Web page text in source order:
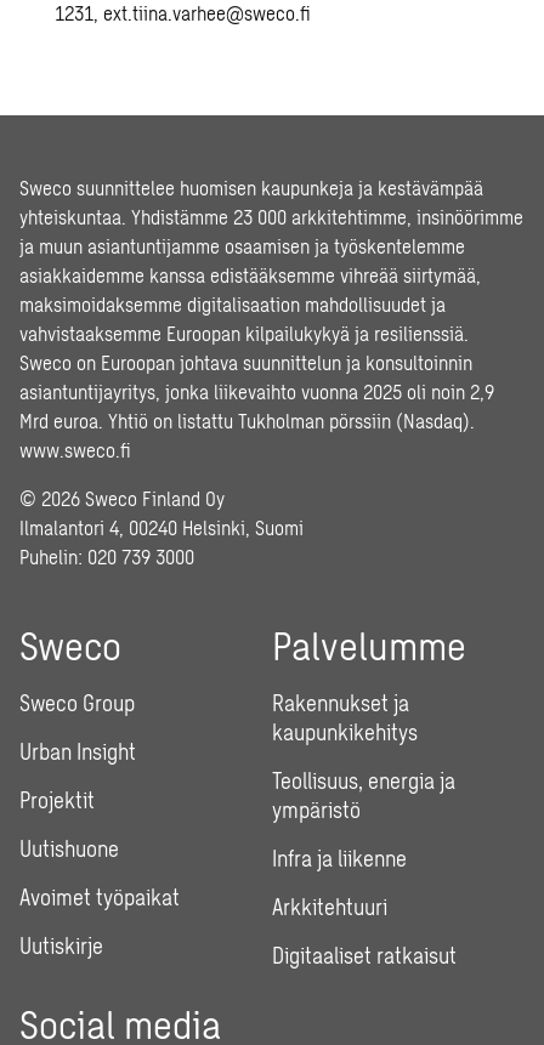
1231, ext.tiina.varhee@sweco.fi
Sweco suunnittelee huomisen kaupunkeja ja kestävämpää
yhteiskuntaa. Yhdistämme 23 000 arkkitehtimme, insinöörimme
ja muun asiantuntijamme osaamisen ja työskentelemme
asiakkaidemme kanssa edistääksemme vihreää siirtymää,
maksimoidaksemme digitalisaation mahdollisuudet ja
vahvistaaksemme Euroopan kilpailukykyä ja resilienssiä.
Sweco on Euroopan johtava suunnittelun ja konsultoinnin
asiantuntijayritys, jonka liikevaihto vuonna 2025 oli noin 2,9
Mrd euroa. Yhtiö on listattu Tukholman pörssiin (Nasdaq).
www.sweco.fi
© 2026 Sweco Finland Oy
Ilmalantori 4, 00240 Helsinki, Suomi
Puhelin: 020 739 3000
Sweco
Sweco Group
Urban Insight
Projektit
Uutishuone
Avoimet työpaikat
Uutiskirje
Palvelumme
Rakennukset ja
kaupunkikehitys
Teollisuus, energia ja
ympäristö
Infra ja liikenne
Arkkitehtuuri
Digitaaliset ratkaisut
Social media